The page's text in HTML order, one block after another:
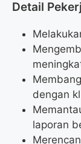
Detail
dengan
laporan